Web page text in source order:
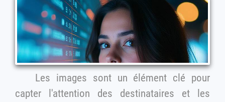
Les images sont un élément clé pour
capter l'attention des destinataires et les